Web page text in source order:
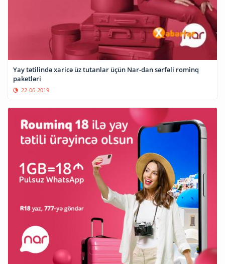
Yay tətilində xaricə üz tutanlar üçün Nar-dan sərfəli rominq
paketləri
22-06-2019